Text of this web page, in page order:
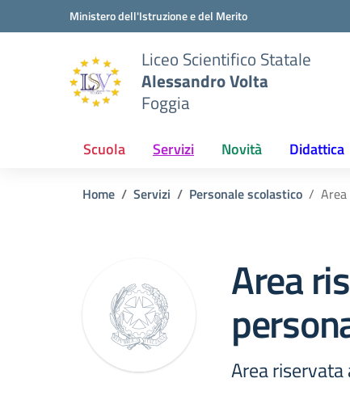
Vai ai contenuti
Vai al menu di navigazioneMinistero dell'Istruzione e del Merito
Liceo Scientifico Statale
Alessandro Volta
Foggia
Scuola Servizi Novità Didattica
Home Servizi Personale scolastico
Area
Area